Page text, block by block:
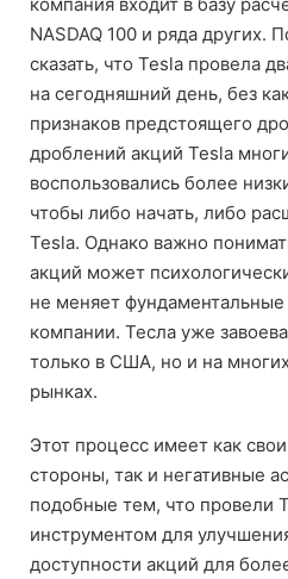
NASDAQ 100 и ряда других.
сказать, что Tesla провела
на сегодняшний день, без
признаков предстоящего
дроблений акций Tesla
воспользовались более
чтобы либо начать, либо
Tesla. Однако важно
акций может
не меняет
компании. Тесла уже
только в США, но и на
рынках.
Этот процесс имеет как
стороны, так и негативные
подобные тем, что провели
инструментом для
доступности акций для